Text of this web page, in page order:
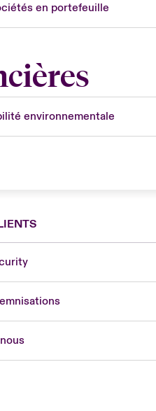
en portefeuille
environnementale